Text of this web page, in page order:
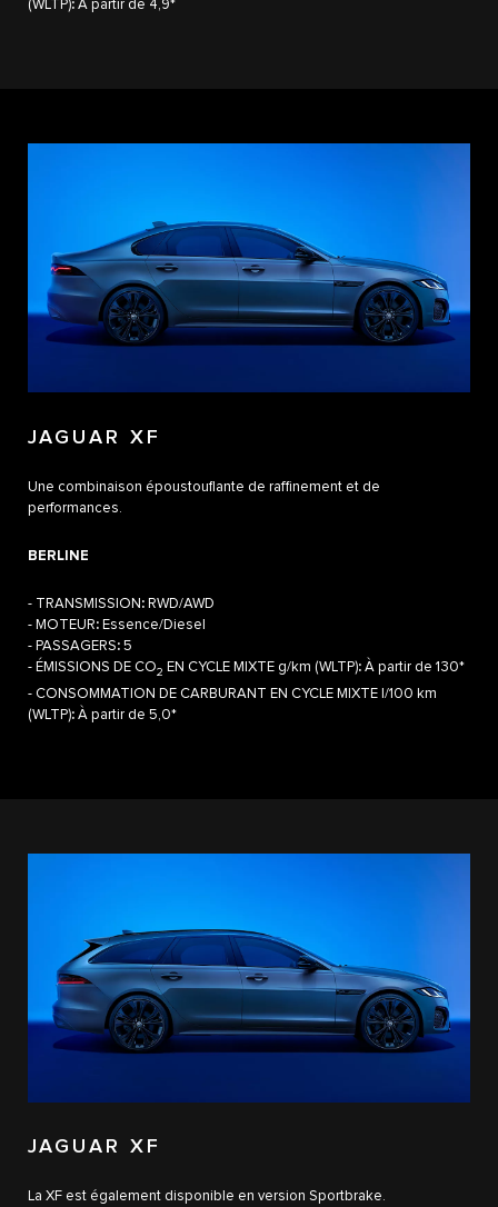
(WLTP): À partir de 4,9*
JAGUAR XF
Une combinaison époustouflante de raffinement et de
performances.
BERLINE
- TRANSMISSION : RWD/AWD
- MOTEUR: Essence/Diesel
- PASSAGERS: 5
- ÉMISSIONS DE CO2 EN CYCLE MIXTE g/km (WLTP): À partir de 130*
- CONSOMMATION DE CARBURANT EN CYCLE MIXTE l/100 km
(WLTP): À partir de 5,0*
JAGUAR XF
La XF est également disponible en version Sportbrake.